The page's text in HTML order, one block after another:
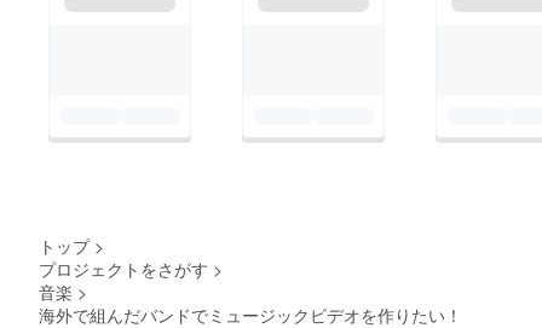
トップ >
プロジェクトをさがす >
音楽 >
海外で組んだバンドでミュージックビデオを作りたい！